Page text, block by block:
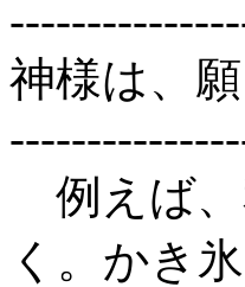
神様は、
例えば、
く。かき